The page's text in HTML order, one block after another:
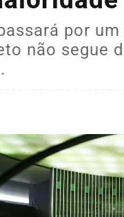
por
não segue